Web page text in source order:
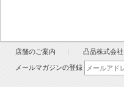
店舗のご案内 凸品株式会社
メールマガジンの登録